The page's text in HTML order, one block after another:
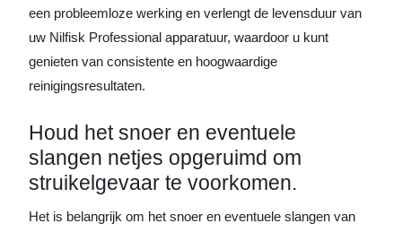
een probleemloze werking en verlengt de levensduur van
uw Nilfisk Professional apparatuur, waardoor u kunt
genieten van consistente en hoogwaardige
reinigingsresultaten.
Houd het snoer en eventuele
slangen netjes opgeruimd om
struikelgevaar te voorkomen.
Het is belangrijk om het snoer en eventuele slangen van